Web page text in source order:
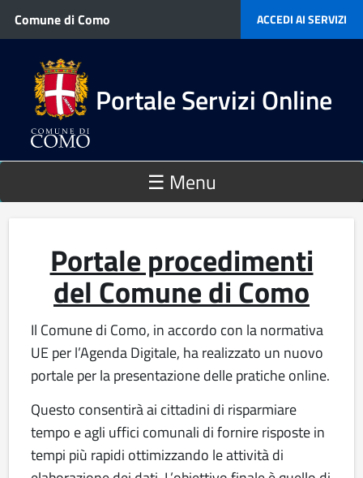
Salta al contenuto principale
Comune di Como ACCEDI AI SERVIZI
Portale Servizi Online
☰ Menu
Portale procedimenti
del Comune di Como
Il Comune di Como, in accordo con la normativa
UE per l’Agenda Digitale, ha realizzato un nuovo
portale per la presentazione delle pratiche online.
Questo consentirà ai cittadini di risparmiare
tempo e agli uffici comunali di fornire risposte in
tempi più rapidi ottimizzando le attività di